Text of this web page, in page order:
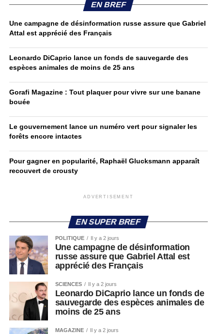
EN BREF
Une campagne de désinformation russe assure que Gabriel
Attal est apprécié des Français
Leonardo DiCaprio lance un fonds de sauvegarde des
espèces animales de moins de 25 ans
Gorafi Magazine : Tout plaquer pour vivre sur une banane
bouée
Le gouvernement lance un numéro vert pour signaler les
forêts encore intactes
Pour gagner en popularité, Raphaël Glucksmann apparaît
recouvert de crousty
ADVERTISEMENT
EN SUPER BREF
POLITIQUE Il y a 2 jours
Une campagne de désinformation
russe assure que Gabriel Attal est
apprécié des Français
SCIENCES Il y a 2 jours
Leonardo DiCaprio lance un fonds de
sauvegarde des espèces animales de
moins de 25 ans
MAGAZINE Il y a 2 jours